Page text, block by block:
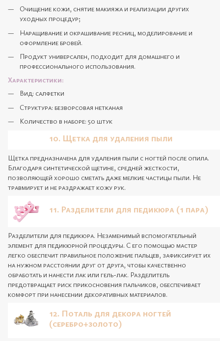
Очищение кожи, снятие макияжа и реализации других
уходных процедур;
Наращивание и окрашивание ресниц, моделирование и
оформление бровей.
Продукт универсален, подходит для домашнего и
профессионального использования.
Характеристики:
Вид: салфетки
Структура: безворсовая нетканая
Количество в наборе: 50 штук
10. Щетка для удаления пыли
Щетка предназначена для удаления пыли с ногтей после опила.
Благодаря синтетической щетине, средней жесткости,
позволяющей хорошо сметать даже мелкие частицы пыли. Не
травмирует и не раздражает кожу рук.
11. Разделители для педикюра (1 пара)
Разделители для педикюра. Незаменимый вспомогательный
элемент для педикюрной процедуры. С его помощью мастер
легко обеспечит правильное положение пальцев, зафиксирует их
на нужном расстоянии друг от друга, чтобы качественно
обработать и нанести лак или гель-лак. Разделитель
предотвращает риск прикосновения пальчиков, обеспечивает
комфорт при нанесении декоративных материалов.
12. Поталь для декора ногтей
(серебро+золото)